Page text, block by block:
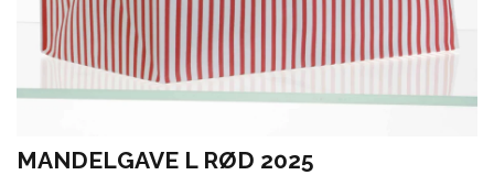
MANDELGAVE L RØD 2025